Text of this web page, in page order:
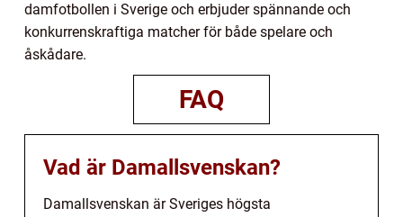
damfotbollen i Sverige och erbjuder spännande och
konkurrenskraftiga matcher för både spelare och
åskådare.
FAQ
Vad är Damallsvenskan?
Damallsvenskan är Sveriges högsta